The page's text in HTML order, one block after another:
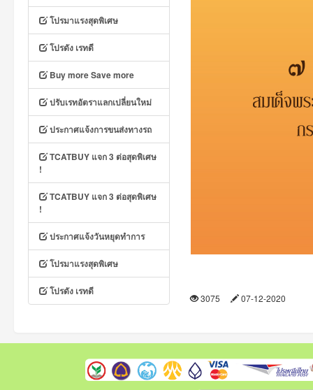
โปรมาแรงสุดพิเศษ
โปรดัง เรทดี
Buy more Save more
ปรับเรทอัตราแลกเปลี่ยนใหม่
ประกาศแจ้งการขนส่งทางรถ
TCATBUY แจก 3 ต่อสุดพิเศษ
!
TCATBUY แจก 3 ต่อสุดพิเศษ
!
ประกาศแจ้งวันหยุดทำการ
โปรมาแรงสุดพิเศษ
โปรดัง เรทดี
3075 07-12-2020